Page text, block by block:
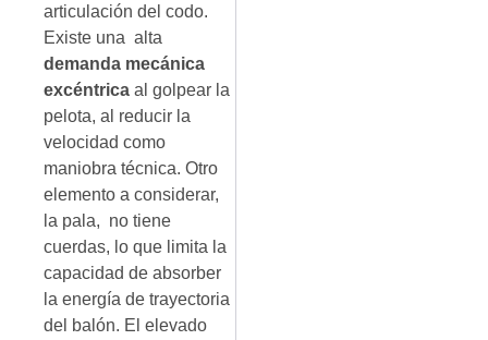
articulación del codo.
Existe una alta
demanda mecánica
excéntricaal golpear la
pelota, al reducir la
velocidad como
maniobra técnica. Otro
elemento a considerar,
la pala, no tiene
cuerdas, lo que limita la
capacidad de absorber
la energía de trayectoria
del balón. El elevado